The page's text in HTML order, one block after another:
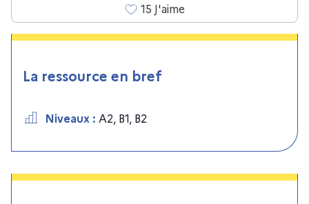
15 J'aime
La ressource en bref
Niveaux : A2, B1, B2